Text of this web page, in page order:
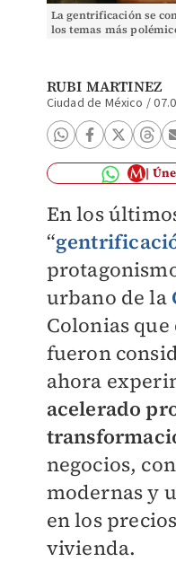
La gentrificación se
los temas más
RUBI MARTINEZ
Ciudad de México /
En los
“
urbano de la
Colonias
fueron
ahora
acelerado
negocios,
modernas y
en los
vivienda.